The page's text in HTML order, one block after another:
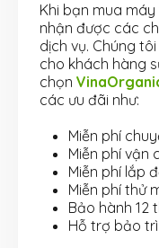
Khi bạn mua
nhận được các
dịch vụ. Chúng
cho khách hàng
chọn
các ưu đãi như:
Miễn phí
Miễn phí vận
Miễn phí lắp
Miễn phí thử
Bảo hành 12
Hỗ trợ bảo